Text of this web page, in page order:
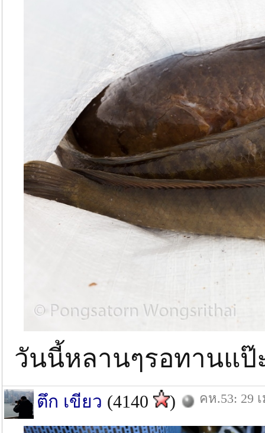
วันนี้หลานๆรอทานแป๊
ตึก เขียว (4140 ) คห.53: 29